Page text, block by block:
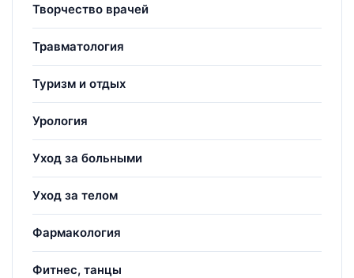
Творчество врачей
Травматология
Туризм и отдых
Урология
Уход за больными
Уход за телом
Фармакология
Фитнес, танцы